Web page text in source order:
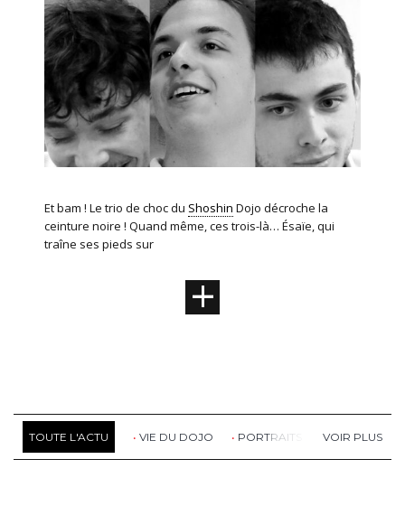
Et bam ! Le trio de choc du Shoshin Dojo décroche la
ceinture noire ! Quand même, ces trois-là… Ésaïe, qui
traîne ses pieds sur
+
TOUTE L'ACTU VIE DU DOJO PORTRAITS RETOUR DE